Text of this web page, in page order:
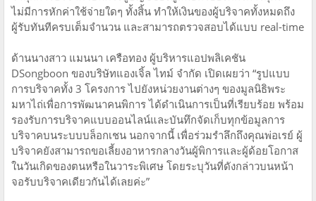
ไม่มีการหักค่าใช้จ่ายใดๆ ทั้งสิ้น ทำให้เงินของผู้บริจาคทั้งหมดถึง
ผู้รับทันทีครบเต็มจำนวน และสามารถตรวจสอบได้แบบ real-time
ด้านนางสาว แมนนา เครือทอง ผู้บริหารแอปพลิเคชัน
DSongboon ของบริษัทแองเจิ้ล ไทม์ จำกัด เปิดเผยว่า “รูปแบบ
การบริจาคทั้ง 3 โครงการ ไปยังหน่วยงานต่างๆ ของมูลนิธิพระ
มหาไถ่เพื่อการพัฒนาคนพิการ ได้ดำเนินการเป็นที่เรียบร้อย พร้อม
รองรับการบริจาคแบบออนไลน์และบันทึกจัดเก็บทุกข้อมูลการ
บริจาคบนระบบบล็อกเชน นอกจากนี้ เพื่อร่วมรำลึกถึงคุณพ่อเรย์ ผู้
บริจาคยังสามารถขอเลี้ยงอาหารกลางวันผู้พิการและผู้ด้อยโอกาส
ในวันเกิดของตนหรือในวาระพิเศษ โดยระบุวันที่ดังกล่าวบนหน้า
จอรับบริจาคเดียวกันได้เลยค่ะ”